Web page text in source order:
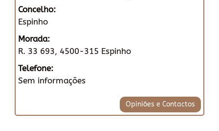
Concelho:
Espinho
Morada:
R. 33 693, 4500-315 Espinho
Telefone:
Sem informações
Opiniões e Contactos